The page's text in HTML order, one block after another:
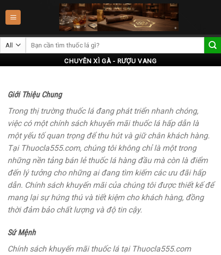
CHUYÊN XÌ GÀ - RƯỢU VANG
Giới Thiệu Chung
Trong thị trường thuốc lá đang phát triển nhanh chóng,
việc có một chính sách khuyến mãi thuốc lá hấp dẫn là
một yếu tố quan trọng để thu hút và giữ chân khách hàng.
Tại Thuocla555.com, chúng tôi không chỉ là một trong
những nền tảng bán lẻ thuốc lá hàng đầu mà còn là điểm
đến lý tưởng cho những ai đang tìm kiếm các ưu đãi hấp
dẫn. Chính sách khuyến mãi của chúng tôi được thiết kế để
mang lại sự hứng thú và tiết kiệm cho khách hàng, đồng
thời đảm bảo chất lượng và độ tin cậy.
Sứ Mệnh
Chính sách khuyến mãi thuốc lá tại Thuocla555.com